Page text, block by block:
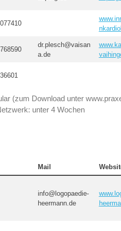
dr.plesch@vaisan
a.de
(zum Download unter
unter 4 Wochen
Mail
info@logopaedie-
heermann.de